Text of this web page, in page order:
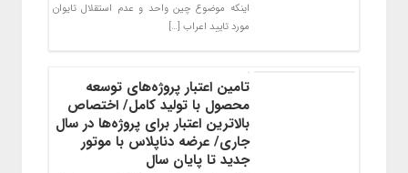
اینکه موضوع چین واحد و عدم استقلال تایوان
مورد تایید اعراب […]
تامین اعتبار پروژه‌های توسعه
محصول با تولید کامل/ اختصاص
بالاترین اعتبار برای پروژه‌ها در سال
جاری/ عرضه دناپلاس با موتور
جدید تا پایان سال